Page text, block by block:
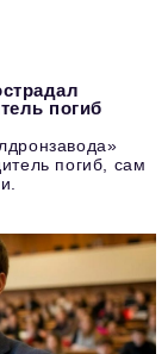
погиб
погиб, сам